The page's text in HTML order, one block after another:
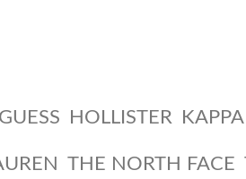
GUESS HOLLISTER KAPPA
THE NORTH FACE